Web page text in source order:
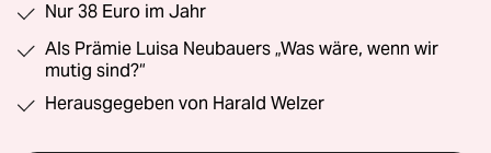
Nur 38 Euro im Jahr
Als Prämie Luisa Neubauers „Was wäre, wenn wir
mutig sind?“
Herausgegeben von Harald Welzer